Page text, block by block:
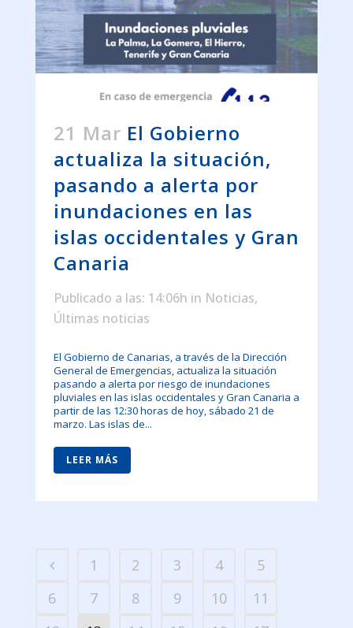
21 Mar El Gobierno
actualiza la situación,
pasando a alerta por
inundaciones en las
islas occidentales y Gran
Canaria
Publicado a las: 14:06h in Noticias,
Últimas noticias
El Gobierno de Canarias, a través de la Dirección
General de Emergencias, actualiza la situación
pasando a alerta por riesgo de inundaciones
pluviales en las islas occidentales y Gran Canaria a
partir de las 12:30 horas de hoy, sábado 21 de
marzo. Las islas de...
LEER MÁS
1 2 3 4
5
6
7 8 9 10
11